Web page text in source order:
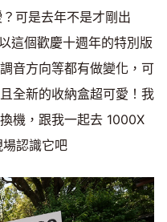
可是去年不是才剛出
這個歡慶十週年的特別版
音方向等都有做變化，可
全新的收納盒超可愛！我
機，跟我一起去 1000X
認識它吧